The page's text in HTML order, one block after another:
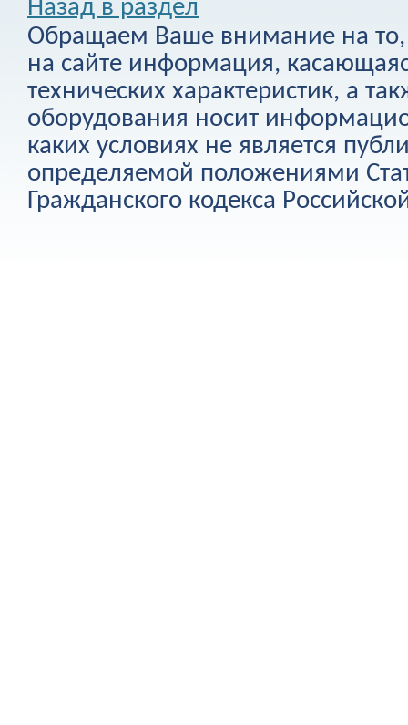
Назад в раздел
Обращаем Ваше внимание на то,
на сайте информация,
технических характеристик, а
оборудования носит
каких условиях не является
определяемой положениями
Гражданского кодекса